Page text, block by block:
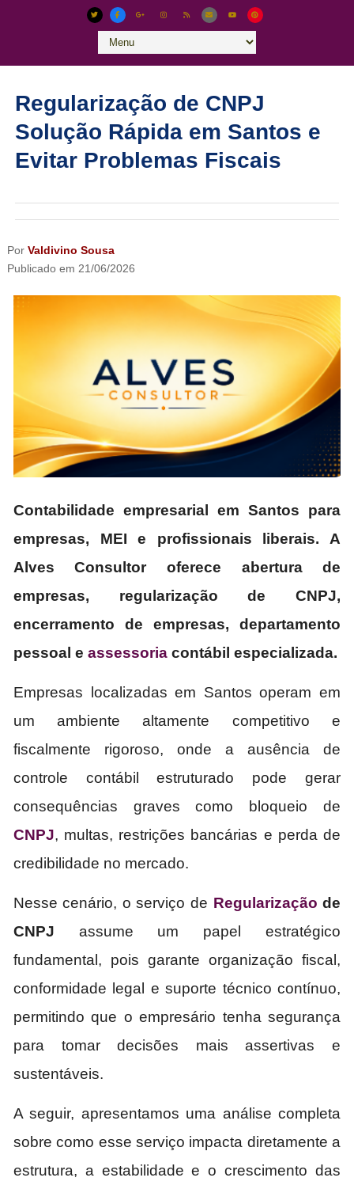
Regularização de CNPJ
Solução Rápida em Santos e
Evitar Problemas Fiscais
Por Valdivino Sousa
Publicado em 21/06/2026
Contabilidade empresarial em Santos para
empresas, MEI e profissionais liberais. A
Alves Consultor oferece abertura de
empresas, regularização de CNPJ,
encerramento de empresas, departamento
pessoal e assessoriacontábil especializada.
Empresas localizadas em Santos operam em
um ambiente altamente competitivo e
fiscalmente rigoroso, onde a ausência de
controle contábil estruturado pode gerar
consequências graves como bloqueio de
CNPJ, multas, restrições bancárias e perda de
credibilidade no mercado.
Nesse cenário, o serviço de Regularização de
CNPJ assume um papel estratégico
fundamental, pois garante organização fiscal,
conformidade legal e suporte técnico contínuo,
permitindo que o empresário tenha segurança
para tomar decisões mais assertivas e
sustentáveis.
A seguir, apresentamos uma análise completa
sobre como esse serviço impacta diretamente a
estrutura, a estabilidade e o crescimento das